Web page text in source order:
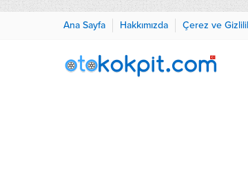
Ana Sayfa Hakkımızda Çerez ve